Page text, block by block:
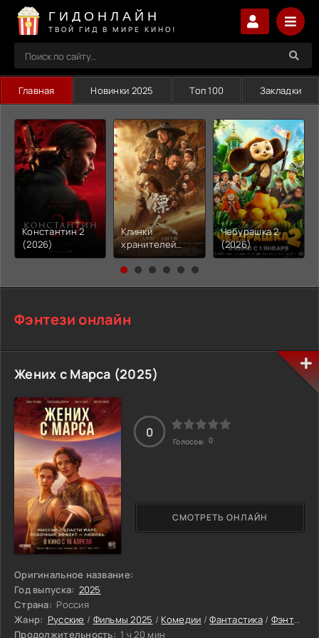
ГИДОНЛАЙН
ТВОЙ ГИД В МИРЕ КИНО!
Главная Новинки 2025 Топ 100 Закладки
Константин 2
(2026)
Клинки
хранителей
(2026)
Чебурашка 2
(2026)
Фэнтези онлайн
Жених с Марса (2025)
Оригинальное название:
Год выпуска: 2025
Страна: Россия
Жанр: Русские / Фильмы 2025 / Комедии /Фантастика / Фэнтези
Продолжительность: 1 ч 20 мин
СМОТРЕТЬ ОНЛАЙН
0
Голосов: 0